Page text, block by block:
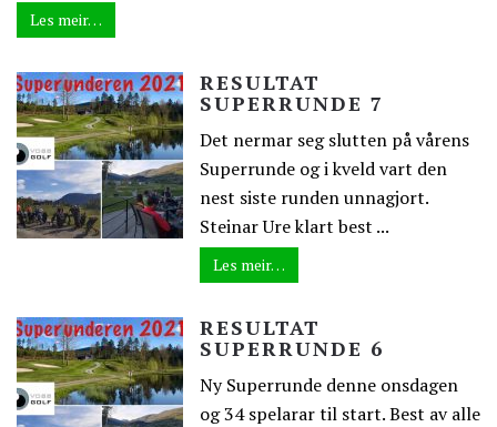
Les meir…
RESULTAT
SUPERRUNDE 7
Det nermar seg slutten på vårens
Superrunde og i kveld vart den
nest siste runden unnagjort.
Steinar Ure klart best ...
Les meir…
RESULTAT
SUPERRUNDE 6
Ny Superrunde denne onsdagen
og 34 spelarar til start. Best av alle